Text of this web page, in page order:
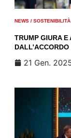
NEWS / SOSTENIBILITÀ
TRUMP GIURA E
21 Gen.